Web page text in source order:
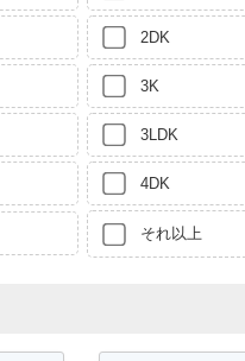
2DK
3K
3LDK
4DK
それ以上